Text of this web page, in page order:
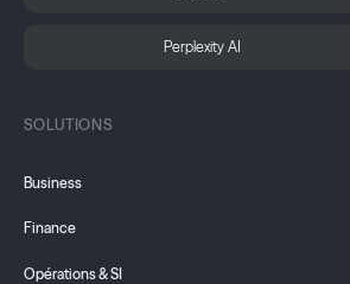
Perplexity AI
SOLUTIONS
Business
Finance
Opérations & SI